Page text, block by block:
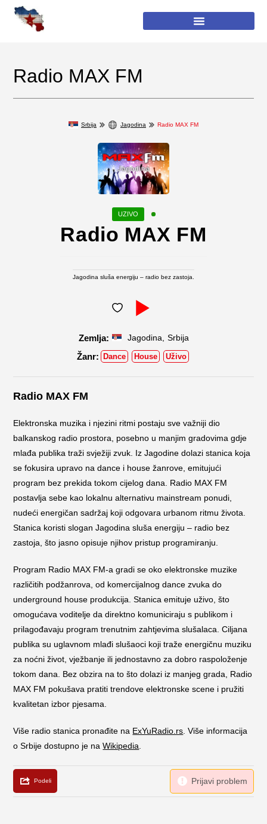
Radio MAX FM
Srbija Jagodina Radio MAX FM
Radio MAX FM
Jagodina sluša energiju – radio bez zastoja.
Jagodina Srbija
Dance House Uživo
Radio MAX FM
Elektronska muzika i njezini ritmi postaju sve važniji dio
balkanskog radio prostora, posebno u manjim gradovima gdje
mlađa publika traži svježiji zvuk. Iz Jagodine dolazi stanica koja
se fokusira upravo na dance i house žanrove, emitujući
program bez prekida tokom cijelog dana. Radio MAX FM
postavlja sebe kao lokalnu alternativu mainstream ponudi,
nudeći energičan sadržaj koji odgovara urbanom ritmu života.
Stanica koristi slogan Jagodina sluša energiju – radio bez
zastoja, što jasno opisuje njihov pristup programiranju.
Program Radio MAX FM-a gradi se oko elektronske muzike
različitih podžanrova, od komercijalnog dance zvuka do
underground house produkcija. Stanica emituje uživo, što
omogućava voditelje da direktno komuniciraju s publikom i
prilagođavaju program trenutnim zahtjevima slušalaca. Ciljana
publika su uglavnom mlađi slušaoci koji traže energičnu muziku
za noćni život, vježbanje ili jednostavno za dobro raspoloženje
tokom dana. Bez obzira na to što dolazi iz manjeg grada, Radio
MAX FM pokušava pratiti trendove elektronske scene i pružiti
kvalitetan izbor pjesama.
Više radio stanica pronađite na ExYuRadio.rs . Više informacija
o Srbije dostupno je naWikipedia